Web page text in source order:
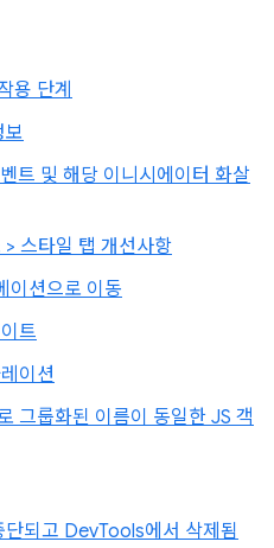
용 단계
트 및 해당 이니시에이터 화살
스타일 탭 개선사항
이션으로 이동
트
이션
그룹화된 이름이 동일한 JS 객
되고 DevTools에서 삭제됨